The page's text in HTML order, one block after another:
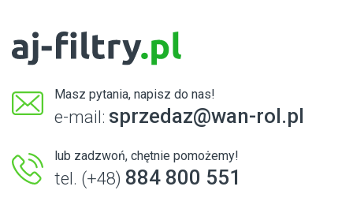
Masz pytania, napisz do nas!
e-mail: sprzedaz@wan-rol.pl
lub zadzwoń, chętnie pomożemy!
tel. (+48) 884 800 551